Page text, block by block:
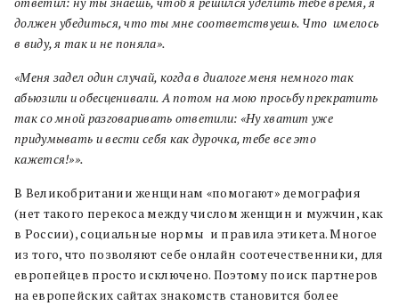
должен убедиться, что ты мне соответствуешь. Что имелось
в виду, я так и не поняла».
«Меня задел один случай, когда в диалоге меня немного так
абьюзили и обесценивали. А потом на мою просьбу прекратить
так со мной разговаривать ответили: «Ну хватит уже
придумывать и вести себя как дурочка, тебе все это
кажется!»».
В Великобритании женщинам «помогают» демография
(нет такого перекоса между числом женщин и мужчин, как
в России), социальные нормы и правила этикета. Многое
из того, что позволяют себе онлайн соотечественники, для
европейцев просто исключено. Поэтому поиск партнеров
на европейских сайтах знакомств становится более